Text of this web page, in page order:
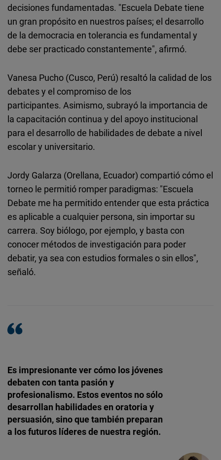
decisiones fundamentadas. "Escuela Debate tiene
un gran propósito en nuestros países; el desarrollo
de la democracia en tolerancia es fundamental y
debe ser practicado constantemente", afirmó.
Vanesa Pucho (Cusco, Perú) resaltó la calidad de los
debates y el compromiso de los
participantes. Asimismo, subrayó la importancia de
la capacitación continua y del apoyo institucional
para el desarrollo de habilidades de debate a nivel
escolar y universitario.
Jordy Galarza (Orellana, Ecuador) compartió cómo el
torneo le permitió romper paradigmas: "Escuela
Debate me ha permitido entender que esta práctica
es aplicable a cualquier persona, sin importar su
carrera. Soy biólogo, por ejemplo, y basta con
conocer métodos de investigación para poder
debatir, ya sea con estudios formales o sin ellos",
señaló.
Es impresionante ver cómo los jóvenes
debaten con tanta pasión y
profesionalismo. Estos eventos no sólo
desarrollan habilidades en oratoria y
persuasión, sino que también preparan
a los futuros líderes de nuestra región.